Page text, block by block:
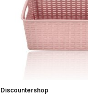
Discountershop